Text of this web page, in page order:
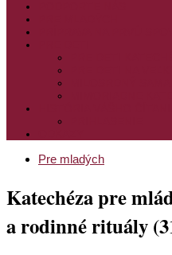
Pre mladých
Katechéza pre
a rodinné rituály